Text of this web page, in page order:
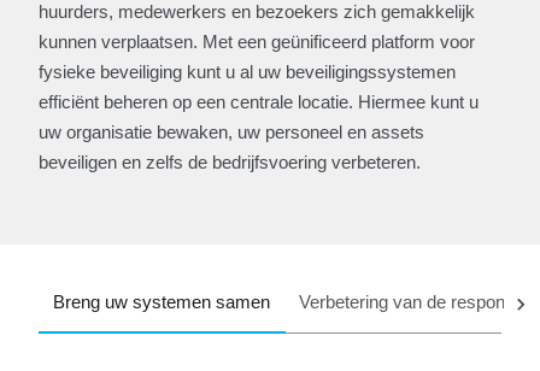
huurders, medewerkers en bezoekers zich gemakkelijk
kunnen verplaatsen. Met een geünificeerd platform voor
fysieke beveiliging kunt u al uw beveiligingssystemen
efficiënt beheren op een centrale locatie. Hiermee kunt u
uw organisatie bewaken, uw personeel en assets
beveiligen en zelfs de bedrijfsvoering verbeteren.
Breng uw systemen samen Verbetering van de